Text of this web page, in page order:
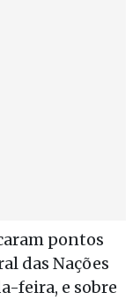
pontos
das Nações
feira, e sobre